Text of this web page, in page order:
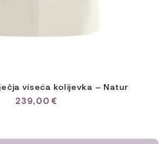
viseća kolijevka – Natur
239,00€